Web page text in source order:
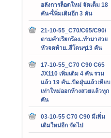
อลังการล็อตใหม่ จัดเต็ม 18
คัน+เื่พิ่มเติมอีก 3 คัน
21-10-55_C70/C65/C90/
ตามคำเรียกร้อง..ทำมาสวย
หัวจดท้าย..สีโดนๆ13 คัน
17-10-55_C70 C90 C65
JX110 เพิ่มเติม 4 คัน รวม
แล้ว 19 คัน..ปัดฝุ่นแล้วเทียบ
เท่าใหม่ออกห้างสวยแล้วทุก
คัน
03-10-55 C70 C90 มีเพิ่ม
เติมใหม่อีก จัดไป